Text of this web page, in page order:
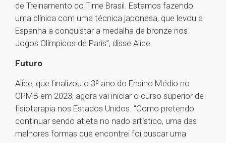
de Treinamento do Time Brasil. Estamos fazendo
uma clínica com uma técnica japonesa, que levou a
Espanha a conquistar a medalha de bronze nos
Jogos Olímpicos de Paris”, disse Alice.
Futuro
Alice, que finalizou o 3º ano do Ensino Médio no
CPMB em 2023, agora vai iniciar o curso superior de
fisioterapia nos Estados Unidos. “Como pretendo
continuar sendo atleta no nado artístico, uma das
melhores formas que encontrei foi buscar uma